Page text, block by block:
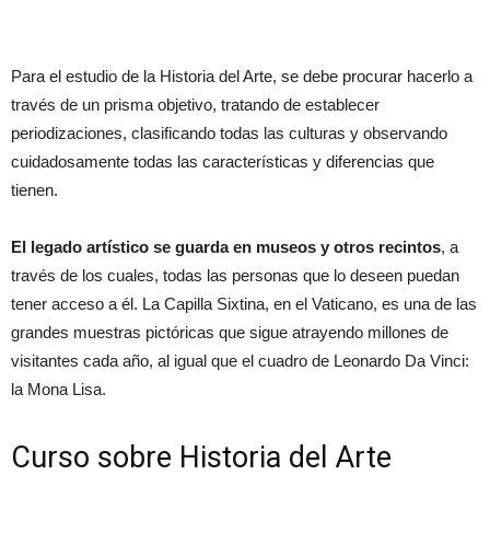
Para el estudio de la Historia del Arte, se debe procurar hacerlo a
través de un prisma objetivo, tratando de establecer
periodizaciones, clasificando todas las culturas y observando
cuidadosamente todas las características y diferencias que
tienen.
El legado artístico se guarda en museos y otros recintos, a
través de los cuales, todas las personas que lo deseen puedan
tener acceso a él. La Capilla Sixtina, en el Vaticano, es una de las
grandes muestras pictóricas que sigue atrayendo millones de
visitantes cada año, al igual que el cuadro de Leonardo Da Vinci:
la Mona Lisa.
Curso sobre Historia del Arte